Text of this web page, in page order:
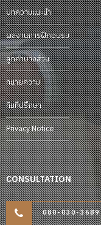
บทความแนะนำ
ผลงานการฝึกอบรม
ลูกค้าบางส่วน
ทนายความ
ทีมที่ปรึกษา
Privacy Notice
CONSULTATION
080-030-3689